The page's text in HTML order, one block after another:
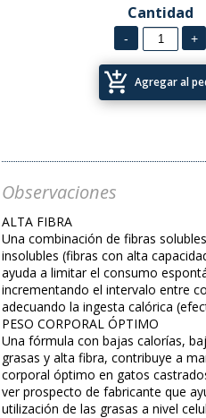
Cantidad
add_shopping_cart Agregar al
Observaciones
ALTA FIBRA
Una combinación de fibras
insolubles (fibras con alta
ayuda a limitar el consumo
incrementando el intervalo entre
adecuando la ingesta calórica
PESO CORPORAL ÓPTIMO
Una fórmula con bajas calorías,
grasas y alta fibra, contribuye a
corporal óptimo en gatos
ver prospecto de fabricante que
utilización de las grasas a nivel